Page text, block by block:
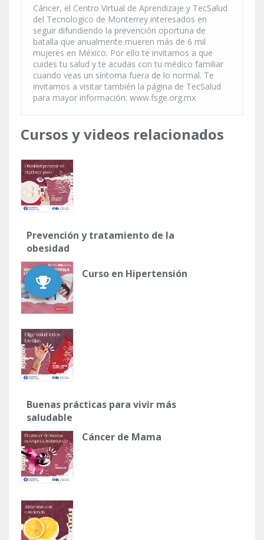
Cáncer, el Centro Virtual de Aprendizaje y TecSalud
del Tecnologico de Monterrey interesados en
seguir difundiendo la prevención oportuna de
batalla que anualmente mueren más de 6 mil
mujeres en México. Por ello te invitamos a que
cuides tu salud y te acudas con tu médico familiar
cuando veas un síntoma fuera de lo normal. Te
invitamos a visitar también la página de TecSalud
para mayor información: www.fsge.org.mx
Cursos y videos relacionados
Prevención y tratamiento de la
obesidad
Curso en Hipertensión
Buenas prácticas para vivir más
saludable
Cáncer de Mama